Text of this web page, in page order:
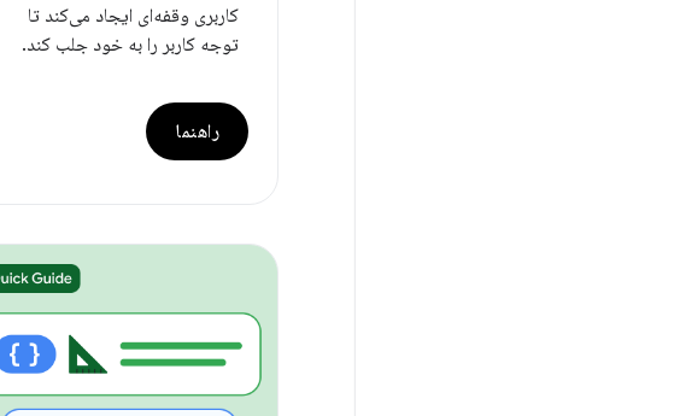
کاربری وقفه‌ای ایجاد می‌کند تا
توجه کاربر را به خود جلب کند.
راهنما